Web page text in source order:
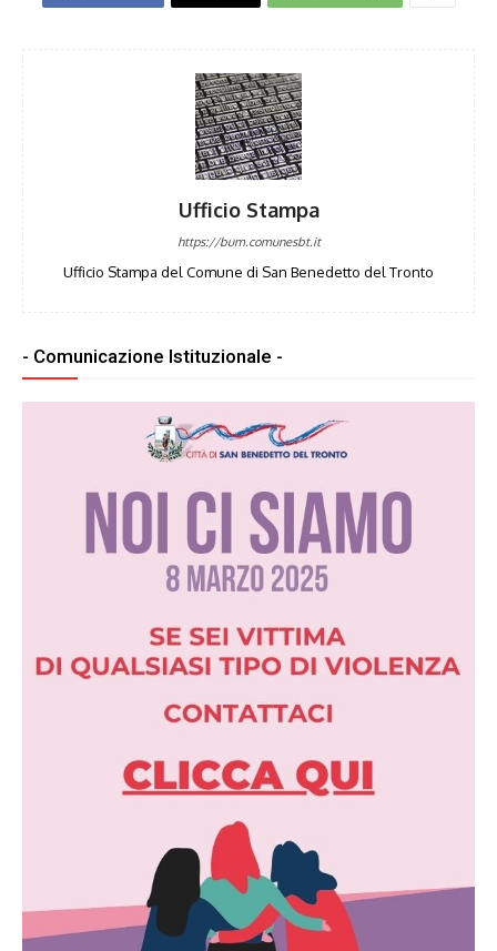
Ufficio Stampa
https://bum.comunesbt.it
Ufficio Stampa del Comune di San Benedetto del Tronto
- Comunicazione Istituzionale -